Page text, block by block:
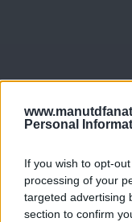
Personal
If you wish to opt-
processing of your
targeted advertising
section to confirm